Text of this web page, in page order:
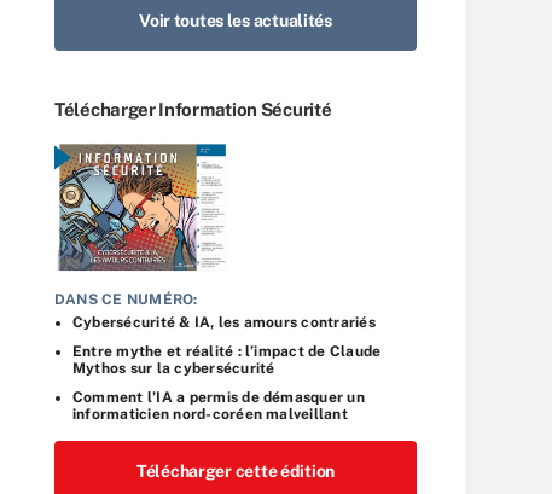
Voir toutes les actualités
Télécharger Information Sécurité
DANS CE NUMÉRO:
Cybersécurité & IA, les amours contrariés
Entre mythe et réalité : l’impact de Claude
Mythos sur la cybersécurité
Comment l’IA a permis de démasquer un
informaticien nord-coréen malveillant
Télécharger cette édition